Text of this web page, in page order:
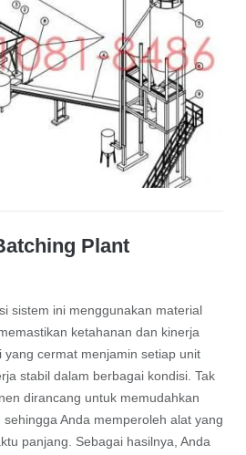
Plant
sistem ini menggunakan material
ketahanan dan kinerja
yang cermat menjamin setiap unit
stabil dalam berbagai kondisi. Tak
dirancang untuk memudahkan
Anda memperoleh alat yang
panjang. Sebagai hasilnya, Anda